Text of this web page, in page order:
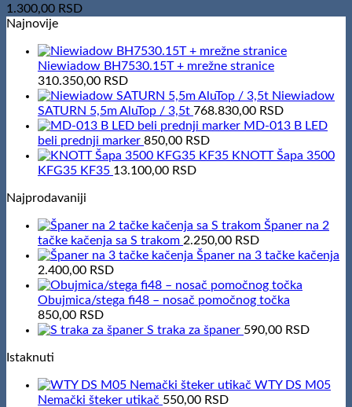
1.300,00 RSD
Najnovije
Niewiadow BH7530.15T + mrežne stranice
310.350,00 RSD
Niewiadow
SATURN 5,5m AluTop / 3,5t 768.830,00 RSD
MD-013 B LED
beli prednji marker 850,00 RSD
KNOTT Šapa 3500
KFG35 KF35 13.100,00 RSD
Najprodavaniji
Španer na 2
tačke kačenja sa S trakom 2.250,00 RSD
Španer na 3 tačke kačenja
2.400,00 RSD
Obujmica/stega fi48 – nosač pomočnog točka
850,00 RSD
S traka za španer 590,00 RSD
Istaknuti
WTY DS M05
Nemački šteker utikač 550,00 RSD